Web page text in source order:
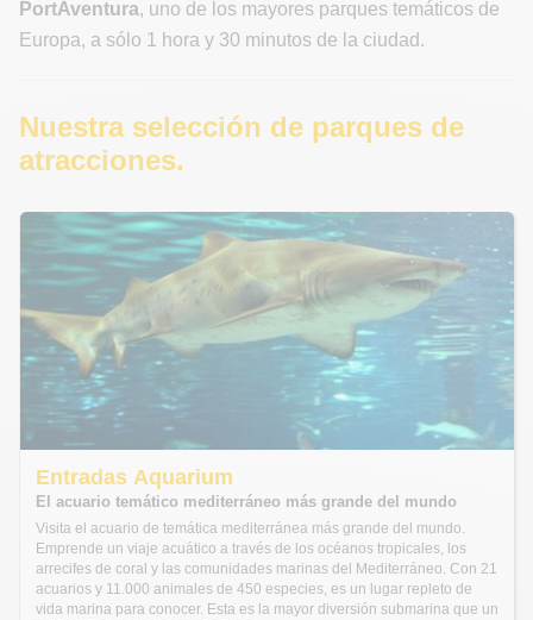
PortAventura, uno de los mayores parques temáticos de
Europa, a sólo 1 hora y 30 minutos de la ciudad.
Nuestra selección de parques de
atracciones.
Entradas Aquarium
El acuario temático mediterráneo más grande del mundo
Visita el acuario de temática mediterránea más grande del mundo.
Emprende un viaje acuático a través de los océanos tropicales, los
arrecifes de coral y las comunidades marinas del Mediterráneo. Con 21
acuarios y 11.000 animales de 450 especies, es un lugar repleto de
vida marina para conocer. Esta es la mayor diversión submarina que un